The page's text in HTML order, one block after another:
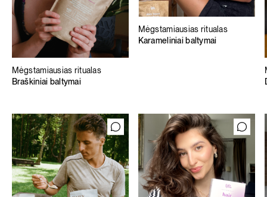
Mėgstamiausias ritualas
Braškiniai baltymai
Mėgstamiausias ritualas
Karameliniai baltymai